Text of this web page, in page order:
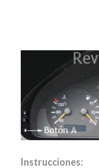
Instrucciones: